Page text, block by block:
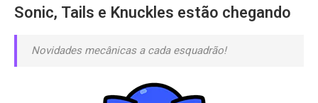
Sonic, Tails e Knuckles estão chegando
Novidades mecânicas a cada esquadrão!